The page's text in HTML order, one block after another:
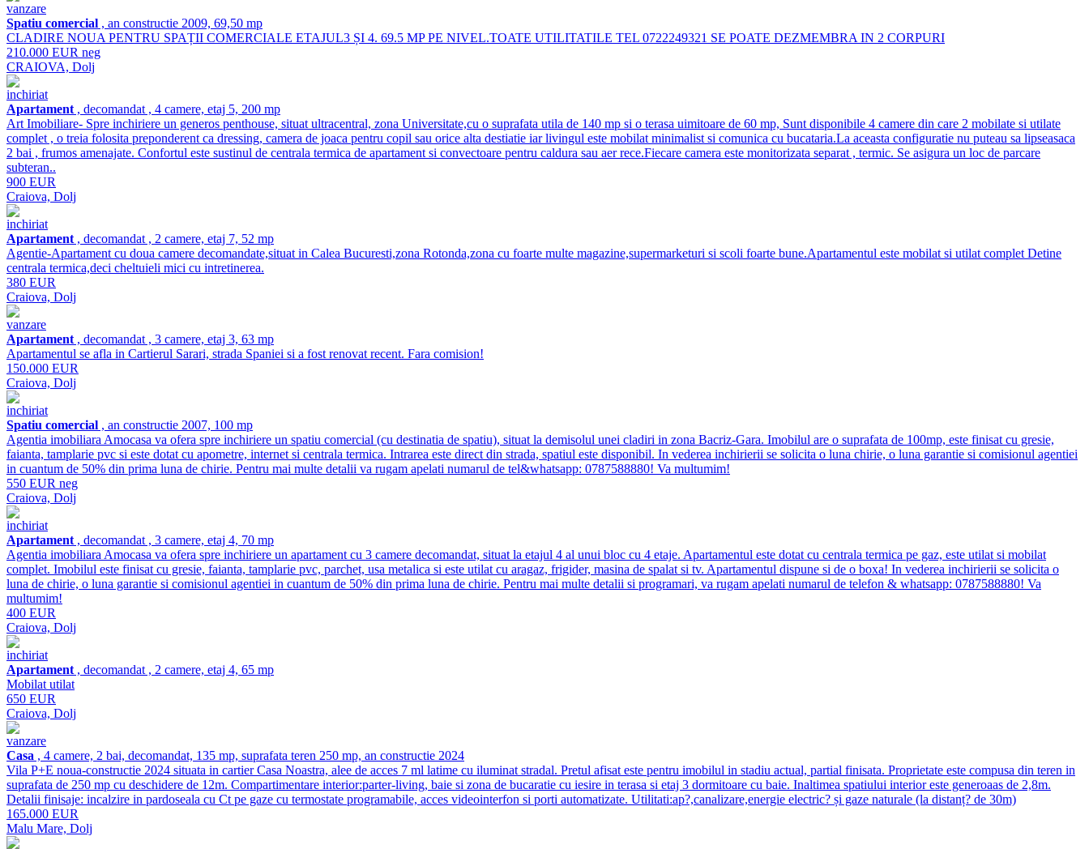
vanzare
Spatiu comercial , an constructie 2009, 69,50 mp
CLADIRE NOUA PENTRU SPAȚII COMERCIALE ETAJUL3 ȘI 4. 69.5 MP PE NIVEL.TOATE UTILITATILE TEL 0722249321 SE POATE DEZMEMBRA IN 2 CORPURI
210.000 EUR neg
CRAIOVA, Dolj
inchiriat
Apartament , decomandat , 4 camere, etaj 5, 200 mp
Art Imobiliare- Spre inchiriere un generos penthouse, situat ultracentral, zona Universitate,cu o suprafata utila de 140 mp si o terasa uimitoare de 60 mp, Sunt disponibile 4 camere din care 2 mobilate si utilate
complet , o treia folosita preponderent ca dressing, camera de joaca pentru copil sau orice alta destiatie iar livingul este mobilat minimalist si comunica cu bucataria.La aceasta configuratie nu puteau sa lipseasaca
2 bai , frumos amenajate. Confortul este sustinul de centrala termica de apartament si convectoare pentru caldura sau aer rece.Fiecare camera este monitorizata separat , termic. Se asigura un loc de parcare
subteran..
900 EUR
Craiova, Dolj
inchiriat
Apartament , decomandat , 2 camere, etaj 7, 52 mp
Agentie-Apartament cu doua camere decomandate,situat in Calea Bucuresti,zona Rotonda,zona cu foarte multe magazine,supermarketuri si scoli foarte bune.Apartamentul este mobilat si utilat complet Detine
centrala termica,deci cheltuieli mici cu intretinerea.
380 EUR
Craiova, Dolj
vanzare
Apartament , decomandat , 3 camere, etaj 3, 63 mp
Apartamentul se afla in Cartierul Sarari, strada Spaniei si a fost renovat recent. Fara comision!
150.000 EUR
Craiova, Dolj
inchiriat
Spatiu comercial , an constructie 2007, 100 mp
Agentia imobiliara Amocasa va ofera spre inchiriere un spatiu comercial (cu destinatia de spatiu), situat la demisolul unei cladiri in zona Bacriz-Gara. Imobilul are o suprafata de 100mp, este finisat cu gresie,
faianta, tamplarie pvc si este dotat cu apometre, internet si centrala termica. Intrarea este direct din strada, spatiul este disponibil. In vederea inchirierii se solicita o luna chirie, o luna garantie si comisionul agentiei
in cuantum de 50% din prima luna de chirie. Pentru mai multe detalii va rugam apelati numarul de tel&whatsapp: 0787588880! Va multumim!
550 EUR neg
Craiova, Dolj
inchiriat
Apartament , decomandat , 3 camere, etaj 4, 70 mp
Agentia imobiliara Amocasa va ofera spre inchiriere un apartament cu 3 camere decomandat, situat la etajul 4 al unui bloc cu 4 etaje. Apartamentul este dotat cu centrala termica pe gaz, este utilat si mobilat
complet. Imobilul este finisat cu gresie, faianta, tamplarie pvc, parchet, usa metalica si este utilat cu aragaz, frigider, masina de spalat si tv. Apartamentul dispune si de o boxa! In vederea inchirierii se solicita o
luna de chirie, o luna garantie si comisionul agentiei in cuantum de 50% din prima luna de chirie. Pentru mai multe detalii si programari, va rugam apelati numarul de telefon & whatsapp: 0787588880! Va
multumim!
400 EUR
Craiova, Dolj
inchiriat
Apartament , decomandat , 2 camere, etaj 4, 65 mp
Mobilat utilat
650 EUR
Craiova, Dolj
vanzare
Casa , 4 camere, 2 bai, decomandat, 135 mp, suprafata teren 250 mp, an constructie 2024
Vila P+E noua-constructie 2024 situata in cartier Casa Noastra, alee de acces 7 ml latime cu iluminat stradal. Pretul afisat este pentru imobilul in stadiu actual, partial finisata. Proprietate este compusa din teren in
suprafata de 250 mp cu deschidere de 12m. Compartimentare interior:parter-living, baie si zona de bucaratie cu iesire in terasa si etaj 3 dormitoare cu baie. Inaltimea spatiului interior este generoaas de 2,8m.
Detalii finisaje: incalzire in pardoseala cu Ct pe gaze cu termostate programabile, acces videointerfon si porti automatizate. Utilitati:ap?,canalizare,energie electric? și gaze naturale (la distanț? de 30m)
165.000 EUR
Malu Mare, Dolj